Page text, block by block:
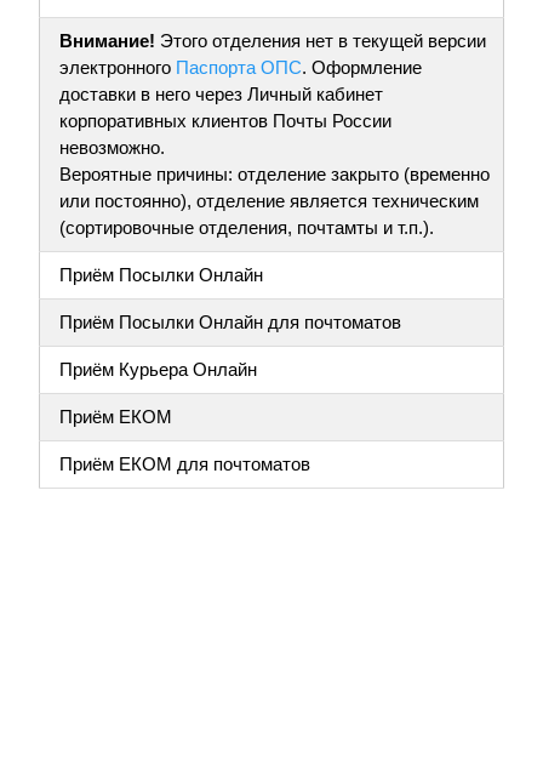
Внимание! Этого отделения нет в текущей версии
электронного Паспорта ОПС. Оформление
доставки в него через Личный кабинет
корпоративных клиентов Почты России
невозможно.
Вероятные причины: отделение закрыто (временно
или постоянно), отделение является техническим
(сортировочные отделения, почтамты и т.п.).
Приём Посылки Онлайн
Приём Посылки Онлайн для почтоматов
Приём Курьера Онлайн
Приём ЕКОМ
Приём ЕКОМ для почтоматов